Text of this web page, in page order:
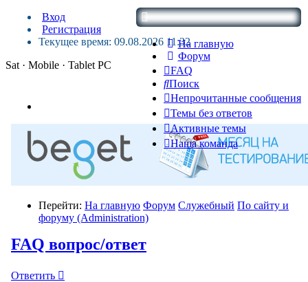
На главную
Форум
FAQ
Поиск
Непрочитанные сообщения
Темы без ответов
Активные темы
Наша команда
Вход
Регистрация
Текущее время: 09.08.2026 11:32
Sat · Mobile · Tablet PC
Перейти: На главную Форум Служебный По сайту и
форуму (Administration)
FAQ вопрос/ответ
Ответить